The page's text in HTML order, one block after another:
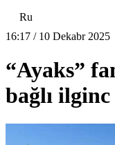
Ru
16:17 / 10 Dekabr 2025
“Ayaks”
bağlı